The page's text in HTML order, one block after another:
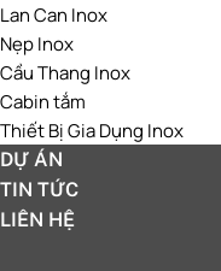
Lan Can Inox
Nẹp Inox
Cầu Thang Inox
Cabin tắm
Thiết Bị Gia Dụng Inox
DỰ ÁN
TIN TỨC
LIÊN HỆ